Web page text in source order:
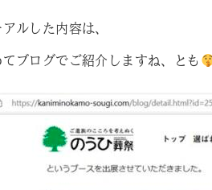
ルした内容は、
てブログでご紹介しますね、とも